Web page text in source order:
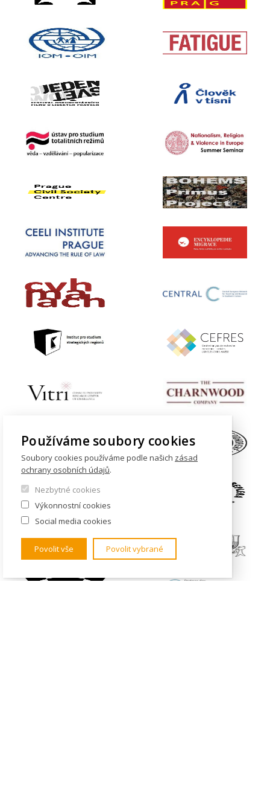
Používáme soubory cookies
Soubory cookies používáme podle našich zásad
ochrany osobních údajů.
Nezbytné cookies
Výkonnostní cookies
Social media cookies
Povolit vše Povolit vybrané